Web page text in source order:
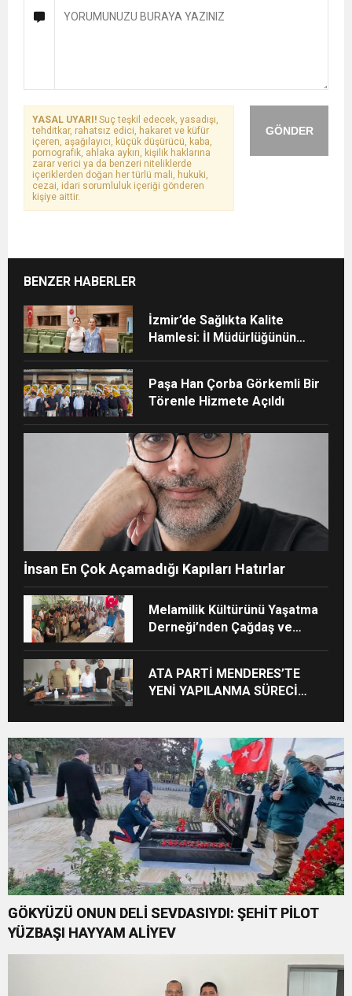
GÖNDER
YASAL UYARI! Suç teşkil edecek, yasadışı,
tehditkar, rahatsız edici, hakaret ve küfür
içeren, aşağılayıcı, küçük düşürücü, kaba,
pornografik, ahlaka aykırı, kişilik haklarına
zarar verici ya da benzeri niteliklerde
içeriklerden doğan her türlü mali, hukuki,
cezai, idari sorumluluk içeriği gönderen
kişiye aittir.
BENZER HABERLER
İzmir’de Sağlıkta Kalite
Hamlesi: İl Müdürlüğünün
Paşa Han Çorba Görkemli Bir
Törenle Hizmete Açıldı
İnsan En Çok Açamadığı Kapıları Hatırlar
Melamilik Kültürünü Yaşatma
Derneği’nden Çağdaş ve
ATA PARTİ MENDERES’TE
YENİ YAPILANMA SÜRECİ
GÖKYÜZÜ ONUN DELİ SEVDASIYDI: ŞEHİT PİLOT
YÜZBAŞI HAYYAM ALİYEV